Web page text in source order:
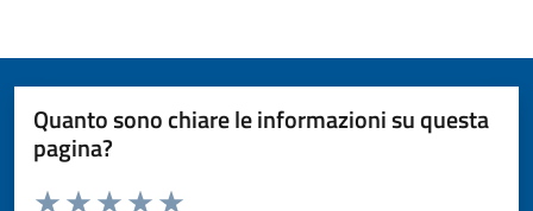
Quanto sono chiare le informazioni su questa
pagina?
Valuta da 1 a 5 stelle la pagina